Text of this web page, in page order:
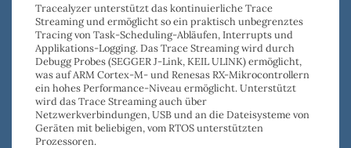
Tracealyzerunterstützt daskontinuierliche Trace
Streamingund ermöglicht so ein praktisch unbegrenztes
Tracing von Task-Scheduling-Abläufen, Interrupts und
Applikations-Logging. Das Trace Streaming wird durch
Debugg Probes(SEGGER J-Link, KEIL ULINK) ermöglicht,
was auf ARM Cortex-M- und Renesas RX-Mikrocontrollern
ein hohes Performance-Niveau ermöglicht. Unterstützt
wird das Trace Streaming auch über
Netzwerkverbindungen, USBund an dieDateisystemevon
Geräten mit beliebigen, vom RTOS unterstützten
Prozessoren.